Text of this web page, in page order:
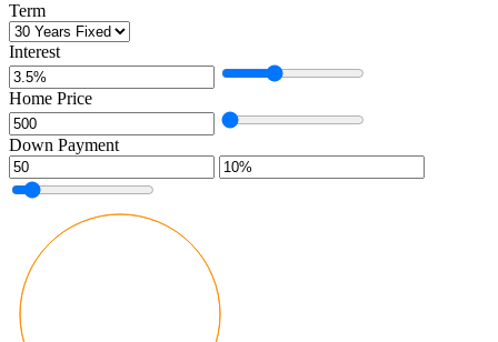
Term
Interest
Home Price
Down Payment